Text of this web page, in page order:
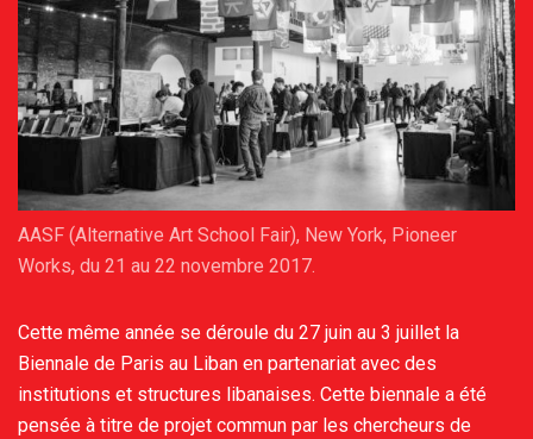
AASF (Alternative Art School Fair), New York, Pioneer
Works, du 21 au 22 novembre 2017.
Cette même année se déroule du 27 juin au 3 juillet la
Biennale de Paris au Liban en partenariat avec des
institutions et structures libanaises. Cette biennale a été
pensée à titre de projet commun par les chercheurs de